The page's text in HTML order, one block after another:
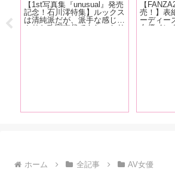
！
【三代目・葵マリーと愉快な
仲間たち 第173回】前回お
【AV女
決！？】
き女優の
イがトイ
ホーム 全記事 AV女優